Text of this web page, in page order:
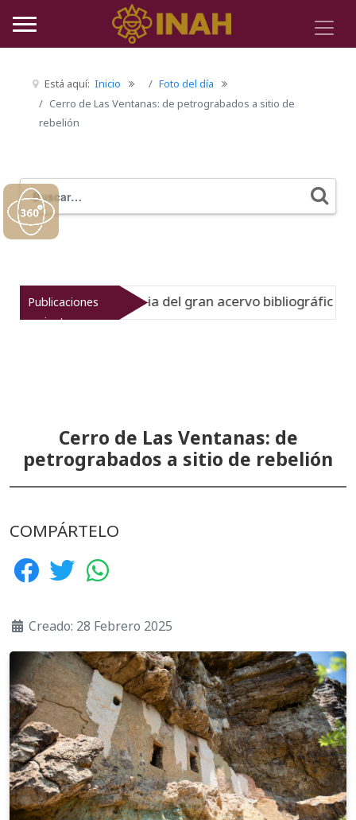
Está aquí: Inicio
Foto del día
Cerro de Las Ventanas: de petrograbados a sitio de
rebelión
Buscar
Publicaciones
recientes
muestra la historia del gran acervo bibliográfico
Cerro de Las Ventanas: de
petrograbados a sitio de rebelión
COMPÁRTELO
Creado: 28 Febrero 2025